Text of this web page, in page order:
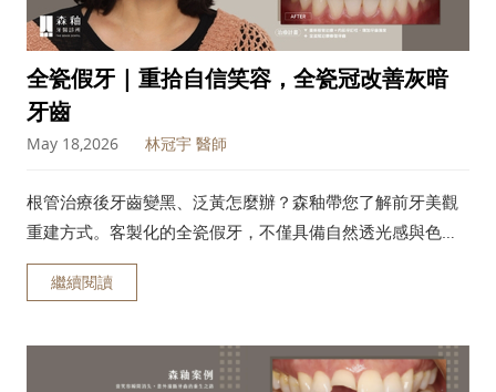
全瓷假牙 | 重拾自信笑容，全瓷冠改善灰暗
牙齒
May 18,2026 林冠宇 醫師
根管治療後牙齒變黑、泛黃怎麼辦？森釉帶您了解前牙美觀
重建方式。客製化的全瓷假牙，不僅具備自然透光感與色
澤，還能完美改善色差與暗沉，更能同時強化脆弱的齒質結
構。森釉專業醫師為您評估重建方案，解決門牙缺損與美觀
繼續閱讀